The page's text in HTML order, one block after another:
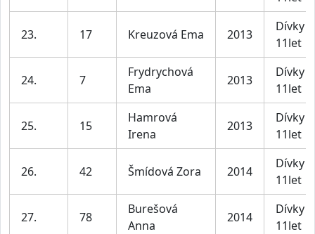
23. 17 Kreuzová Ema 2013
Dívky
11let
24. 7
Frydrychová
Ema
2013
Dívky
11let
25. 15
Hamrová
Irena
2013
Dívky
11let
26. 42 Šmídová Zora 2014
Dívky
11let
27. 78
Burešová
Anna
2014
Dívky
11let